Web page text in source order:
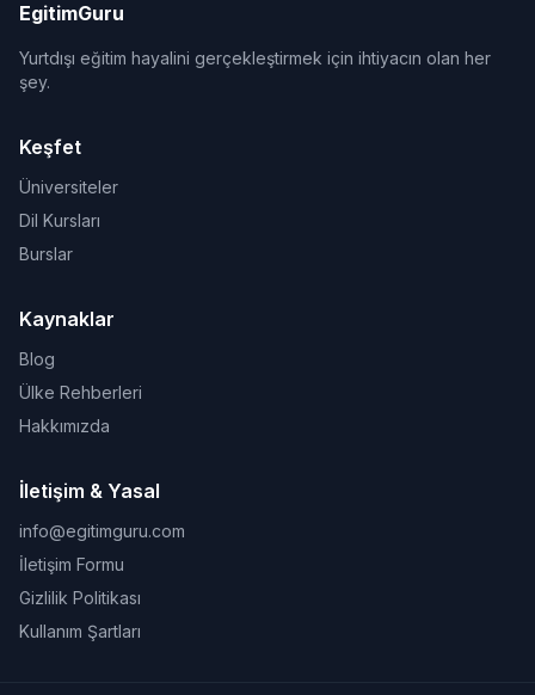
EgitimGuru
Yurtdışı eğitim hayalini gerçekleştirmek için ihtiyacın olan her
şey.
Keşfet
Üniversiteler
Dil Kursları
Burslar
Kaynaklar
Blog
Ülke Rehberleri
Hakkımızda
İletişim & Yasal
info@egitimguru.com
İletişim Formu
Gizlilik Politikası
Kullanım Şartları